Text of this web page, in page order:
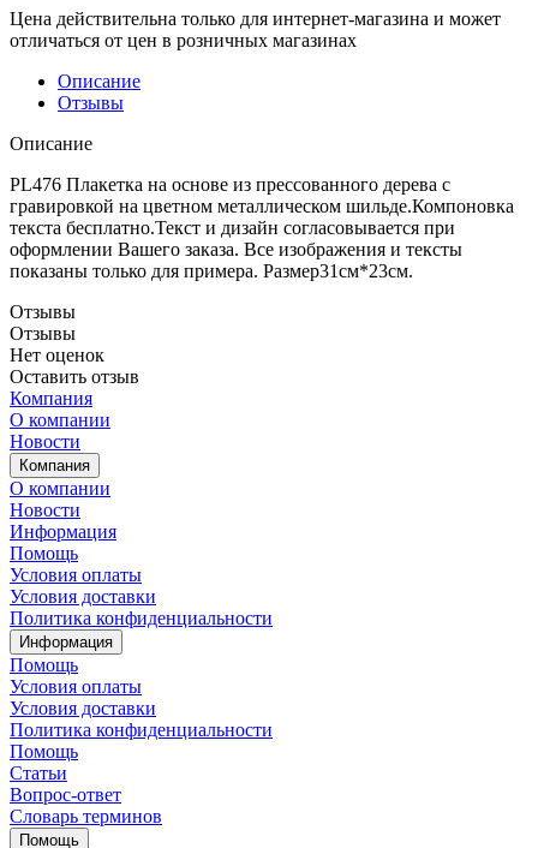
Цена действительна только для интернет-магазина и может
отличаться от цен в розничных магазинах
Описание
Отзывы
Описание
PL476 Плакетка на основе из прессованного дерева с
гравировкой на цветном металлическом шильде.Компоновка
текста бесплатно.Текст и дизайн согласовывается при
оформлении Вашего заказа. Все изображения и тексты
показаны только для примера. Размер31см*23см.
Отзывы
Отзывы
Нет оценок
Оставить отзыв
Компания
О компании
Новости
Компания
О компании
Новости
Информация
Помощь
Условия оплаты
Условия доставки
Политика конфиденциальности
Информация
Помощь
Условия оплаты
Условия доставки
Политика конфиденциальности
Помощь
Статьи
Вопрос-ответ
Словарь терминов
Помощь